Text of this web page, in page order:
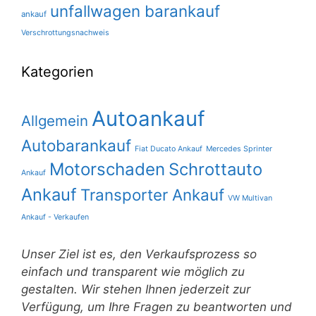
ankauf unfallwagen barankauf
Verschrottungsnachweis
Kategorien
Allgemein Autoankauf
Autobarankauf Fiat Ducato Ankauf Mercedes Sprinter
Ankauf Motorschaden Schrottauto
Ankauf Transporter Ankauf VW Multivan
Ankauf - Verkaufen
Unser Ziel ist es, den Verkaufsprozess so
einfach und transparent wie möglich zu
gestalten. Wir stehen Ihnen jederzeit zur
Verfügung, um Ihre Fragen zu beantworten und